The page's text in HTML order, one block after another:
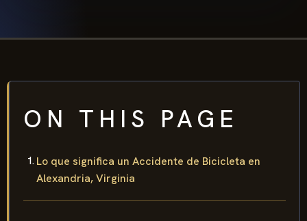
ON THIS PAGE
Lo que significa un Accidente de Bicicleta en
Alexandria, Virginia